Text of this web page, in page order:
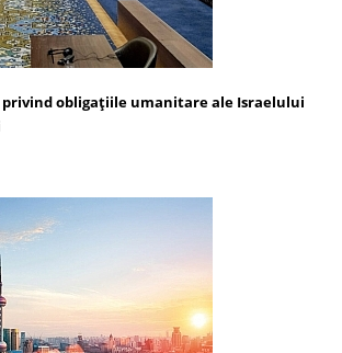
privind obligațiile umanitare ale Israelului